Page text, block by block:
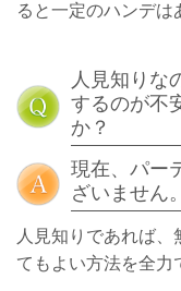
ると一定のハンデは
人見知りな
するのが不
か？
現在、パー
ざいません。
人見知りであれば、
てもよい方法を全力